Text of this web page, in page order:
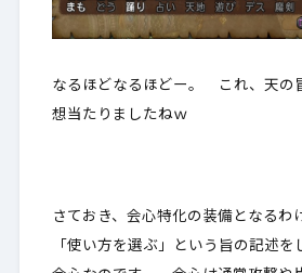
なるほどなるほどー。 これ、天の
想当たりましたねｗ
さておき、会心特化の装備となるわ
「 使い方を選ぶ」という旨の記述を